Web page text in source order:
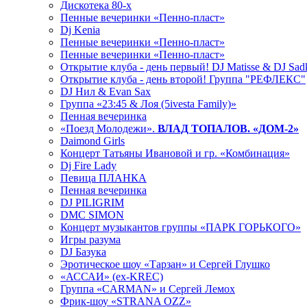
Дискотека 80-х
Пенные вечеринки «Пенно-пласт»
Dj Kenia
Пенные вечеринки «Пенно-пласт»
Пенные вечеринки «Пенно-пласт»
Открытие клуба - день первый! DJ Matisse & DJ
Открытие клуба - день второй! Группа "РЕФЛЕКС"
DJ Нил & Evan Sax
Группа «23:45 & Лоя (5ivesta Family)»
Пенная вечеринка
«Поезд Молодежи». ВЛАД ТОПАЛОВ. «ДОМ-2»
Daimond Girls
Концерт Татьяны Ивановой и гр. «Комбинация»
Dj Fire Lady
Певица ПЛАНКА
Пенная вечеринка
DJ PILIGRIM
DMC SIMON
Концерт музыкантов группы «ПАРК ГОРЬКОГО»
Игры разума
DJ Базука
Эротическое шоу «Тарзан» и Сергей Глушко
«АССАИ» (ex-KREC)
Группа «CARMAN» и Сергей Лемох
Фрик-шоу «STRANA OZZ»